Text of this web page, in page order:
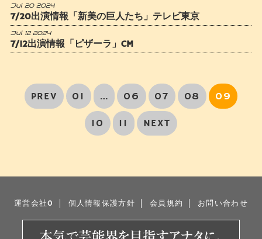
Jul 20 2024
7/20出演情報「新美の巨人たち」テレビ東京
Jul 12 2024
7/12出演情報「ピザーラ」CM
PREV 01 … 06 07 08 09
10 11 NEXT
運営会社0 個人情報保護方針 会員規約 お問い合わせ